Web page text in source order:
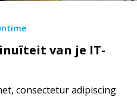
van je IT-
consectetur adipiscing